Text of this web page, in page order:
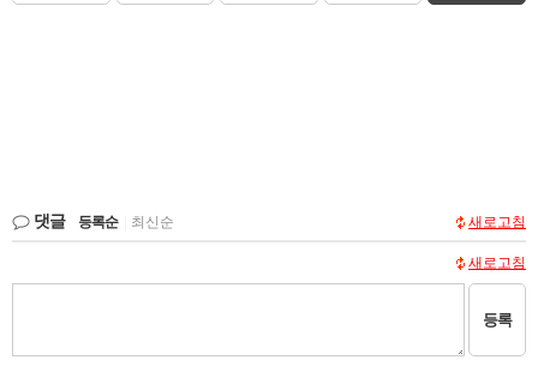
댓글 등록순 최신순 새로고침
새로고침
등록